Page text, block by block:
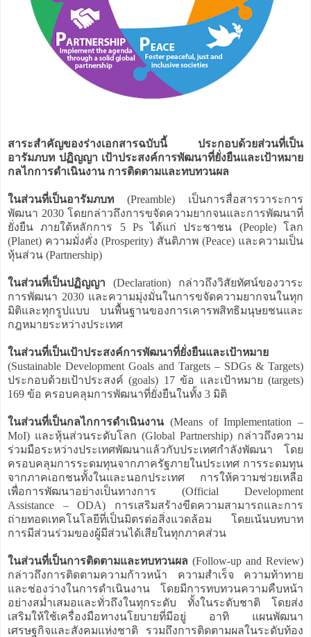
สาระสำคัญของร่างเอกสารฉบับนี้ ประกอบด้วยส่วนที่เป็น
อารัมภบท ปฏิญญา เป้าประสงค์การพัฒนาที่ยั่งยืนและเป้าหมาย
กลไกการดำเนินงาน การติดตามและทบทวนผล
ในส่วนที่เป็นอารัมภบท (Preamble) เป็นการสื่อสารวาระการ
พัฒนา 2030 โดยกล่าวถึงการขจัดความยากจนและการพัฒนาที่
ยั่งยืน ภายใต้หลักการ 5 Ps ได้แก่ ประชาชน (People) โลก
(Planet) ความมั่งคั่ง (Prosperity) สันติภาพ (Peace) และความเป็น
หุ้นส่วน (Partnership)
ในส่วนที่เป็นปฏิญญา (Declaration) กล่าวถึงวิสัยทัศน์ของวาระ
การพัฒนา 2030 และความมุ่งมั่นในการขจัดความยากจนในทุก
มิติและทุกรูปแบบ บนพื้นฐานของการเคารพสิทธิมนุษยชนและ
กฎหมายระหว่างประเทศ
ในส่วนที่เป็นเป้าประสงค์การพัฒนาที่ยั่งยืนและเป้าหมาย
(Sustainable Development Goals and Targets – SDGs & Targets)
ประกอบด้วยเป้าประสงค์ (goals) 17 ข้อ และเป้าหมาย (targets)
169 ข้อ ครอบคลุมการพัฒนาที่ยั่งยืนในทั้ง 3 มิติ
ในส่วนที่เป็นกลไกการดำเนินงาน (Means of Implementation –
MoI) และหุ้นส่วนระดับโลก (Global Partnership) กล่าวถึงความ
ร่วมมือระหว่างประเทศพัฒนาแล้วกับประเทศกำลังพัฒนา โดย
ครอบคลุมการระดมทุนจากภาครัฐภายในประเทศ การระดมทุน
จากภาคเอกชนทั้งในและนอกประเทศ การให้ความช่วยเหลือ
เพื่อการพัฒนาอย่างเป็นทางการ (Official Development
Assistance – ODA) การเสริมสร้างขีดความสามารถและการ
ถ่ายทอดเทคโนโลยีที่เป็นมิตรต่อสิ่งแวดล้อม โดยเน้นบทบาท
การมีส่วนร่วมของผู้มีส่วนได้เสียในทุกภาคส่วน
ในส่วนที่เป็นการติดตามและทบทวนผล (Follow-up and Review)
กล่าวถึงการติดตามความก้าวหน้า ความสำเร็จ ความท้าทาย
และช่องว่างในการดำเนินงาน โดยมีการทบทวนความคืบหน้า
อย่างสม่ำเสมอและทั่วถึงในทุกระดับ ทั้งในระดับชาติ โดยส่ง
เสริมให้ใช้เครื่องมือทางนโยบายที่มีอยู่ อาทิ แผนพัฒนา
เศรษฐกิจและสังคมแห่งชาติ รวมถึงการติดตามผลในระดับท้อง